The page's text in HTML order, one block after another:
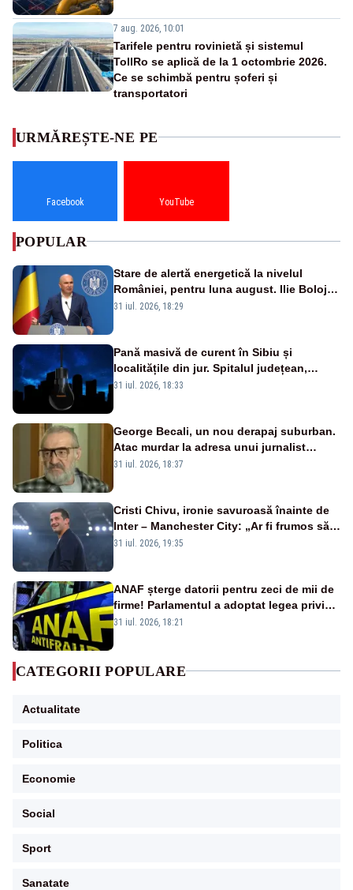
7 aug. 2026, 10:01
Tarifele pentru rovinietă și sistemul
TollRo se aplică de la 1 octombrie 2026.
Ce se schimbă pentru șoferi și
transportatori
URMĂREȘTE-NE PE
Facebook YouTube
POPULAR
Stare de alertă energetică la nivelul
României, pentru luna august. Ilie Bolojan
a anunțat importuri și posibile restricții –
31 iul. 2026, 18:29
Pană masivă de curent în Sibiu și
localitățile din jur. Spitalul județean,
semafoarele, rețelele de telefonie, grav
31 iul. 2026, 18:33
George Becali, un nou derapaj suburban.
Atac murdar la adresa unui jurnalist
sportiv – AUDIO
31 iul. 2026, 18:37
Cristi Chivu, ironie savuroasă înainte de
Inter – Manchester City: „Ar fi frumos să
mai cumpărați și de la noi”
31 iul. 2026, 19:35
ANAF șterge datorii pentru zeci de mii de
firme! Parlamentul a adoptat legea privind
amnistia fiscală
31 iul. 2026, 18:21
CATEGORII POPULARE
Actualitate
Politica
Economie
Social
Sport
Sanatate